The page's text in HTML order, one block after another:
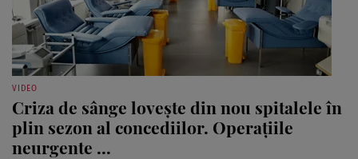
VIDEO
Criza de sânge lovește din nou spitalele în
plin sezon al concediilor. Operațiile
neurgente ...